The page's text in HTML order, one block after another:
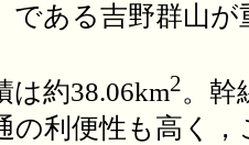
である吉野群山
約38.06km2。幹
の利便性も高く